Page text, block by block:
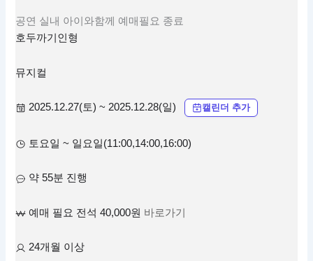
공연 실내 아이와함께 예매필요 종료
호두까기인형
뮤지컬
2025.12.27(토) ~ 2025.12.28(일) 캘린더 추가
토요일 ~ 일요일(11:00,14:00,16:00)
약 55분 진행
예매 필요 전석 40,000원 바로가기
24개월 이상